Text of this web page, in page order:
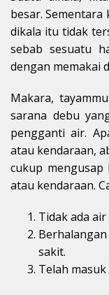
besar. Sementara
dikala itu tidak
sebab sesuatu
dengan memakai
Makara,
sarana debu
pengganti air.
atau kendaraan,
cukup
atau kendaraan.
Tidak ada
sakit.
Telah